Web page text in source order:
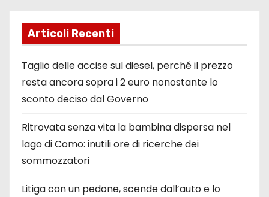
Articoli Recenti
Taglio delle accise sul diesel, perché il prezzo
resta ancora sopra i 2 euro nonostante lo
sconto deciso dal Governo
Ritrovata senza vita la bambina dispersa nel
lago di Como: inutili ore di ricerche dei
sommozzatori
Litiga con un pedone, scende dall’auto e lo